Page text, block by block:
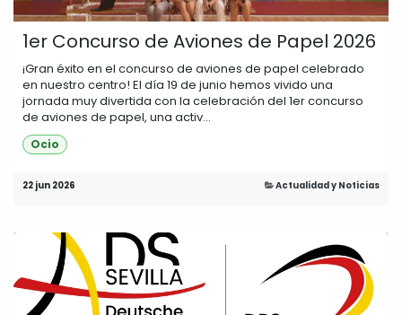
1er Concurso de Aviones de Papel 2026
¡Gran éxito en el concurso de aviones de papel celebrado
en nuestro centro! El día 19 de junio hemos vivido una
jornada muy divertida con la celebración del 1er concurso
de aviones de papel, una activ...
Ocio
22 jun 2026 Actualidad y Noticias